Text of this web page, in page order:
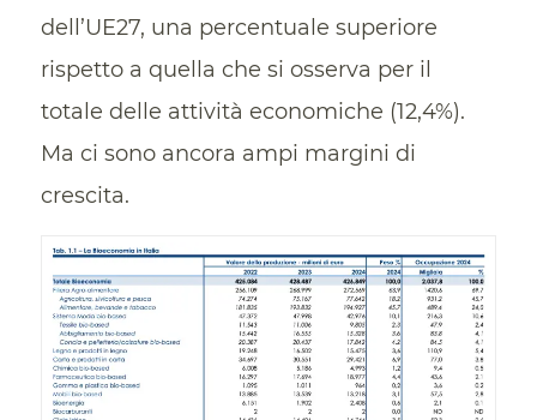
dell’UE27, una percentuale superiore
rispetto a quella che si osserva per il
totale delle attività economiche (12,4%).
Ma ci sono ancora ampi margini di
crescita.